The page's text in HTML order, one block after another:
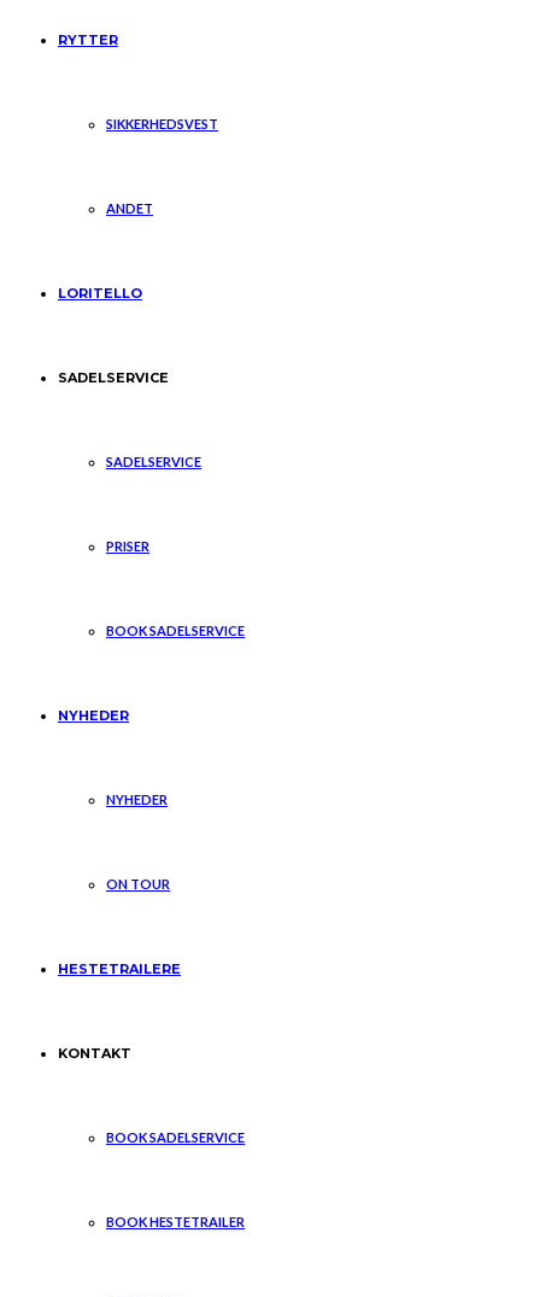
RYTTER
SIKKERHEDSVEST
ANDET
LORITELLO
SADELSERVICE
SADELSERVICE
PRISER
BOOK SADELSERVICE
NYHEDER
NYHEDER
ON TOUR
HESTETRAILERE
KONTAKT
BOOK SADELSERVICE
BOOK HESTETRAILER